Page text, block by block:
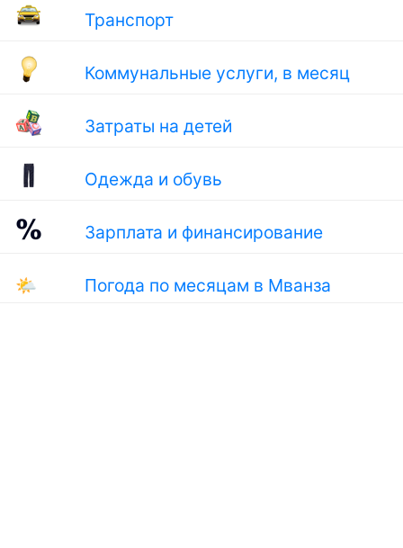
Транспорт
Коммунальные услуги, в месяц
Затраты на детей
Одежда и обувь
Зарплата и финансирование
🌤 Погода по месяцам в Мванза